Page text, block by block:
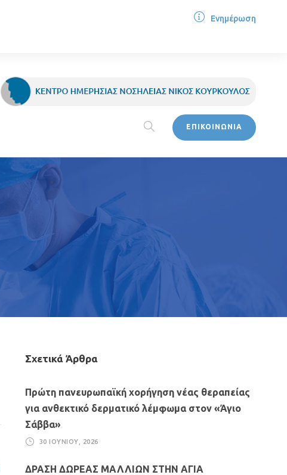
Ενημέρωση
ΕΠΙΚΟΙΝΩΝΙΑ
Σχετικά Άρθρα
Πρώτη πανευρωπαϊκή χορήγηση νέας θεραπείας
για ανθεκτικό δερματικό λέμφωμα στον «Άγιο
Σάββα»
30 ΙΟΥΝΊΟΥ, 2026
ΔΡΑΣΗ ΔΩΡΕΑΣ ΜΑΛΛΙΩΝ ΣΤΗΝ ΑΓΙΑ